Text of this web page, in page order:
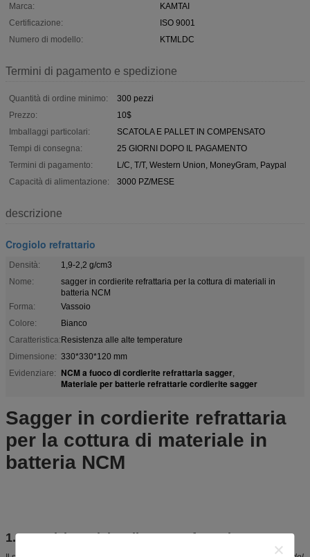
Marca:
KAMTAI
Certificazione:
ISO 9001
Numero di modello:
KTMLDC
Termini di pagamento e spedizione
Quantità di ordine minimo:
300 pezzi
Prezzo:
10$
Imballaggi particolari:
SCATOLA E PALLET IN COMPENSATO
Tempi di consegna:
25 GIORNI DOPO IL PAGAMENTO
Termini di pagamento:
L/C, T/T, Western Union, MoneyGram, Paypal
Capacità di alimentazione:
3000 PZ/MESE
descrizione
Crogiolo refrattario
Densità:
1,9-2,2 g/cm3
Nome:
sagger in cordierite refrattaria per la cottura di materiali in
batteria NCM
Forma:
Vassoio
Colore:
Bianco
Caratteristica:Resistenza alle alte temperature
Dimensione: 330*330*120 mm
Evidenziare:
NCM a fuoco di cordierite refrattaria sagger,
Materiale per batterie refrattarie cordierite sagger
Sagger in cordierite refrattaria
per la cottura di materiale in
batteria NCM
1. Descrizione del cedimento refrattario